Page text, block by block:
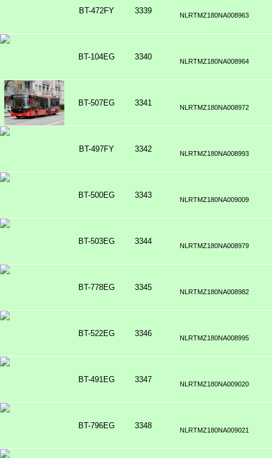
BT-472FY 3339 NLRTMZ180NA008963
BT-104EG 3340 NLRTMZ180NA008964
BT-507EG 3341 NLRTMZ180NA008972
BT-497FY 3342 NLRTMZ180NA008993
BT-500EG 3343 NLRTMZ180NA009009
BT-503EG 3344 NLRTMZ180NA008979
BT-778EG 3345 NLRTMZ180NA008982
BT-522EG 3346 NLRTMZ180NA008995
BT-491EG 3347 NLRTMZ180NA009020
BT-796EG 3348 NLRTMZ180NA009021